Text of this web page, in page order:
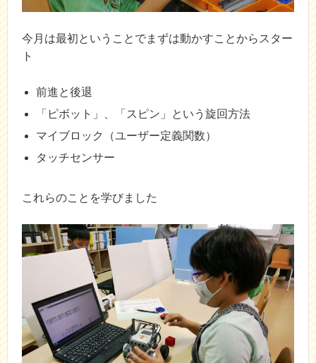
今月は最初ということでまずは動かすことからスター
ト
前進と後退
「ピボット」、「スピン」という旋回方法
マイブロック（ユーザー定義関数）
タッチセンサー
これらのことを学びました